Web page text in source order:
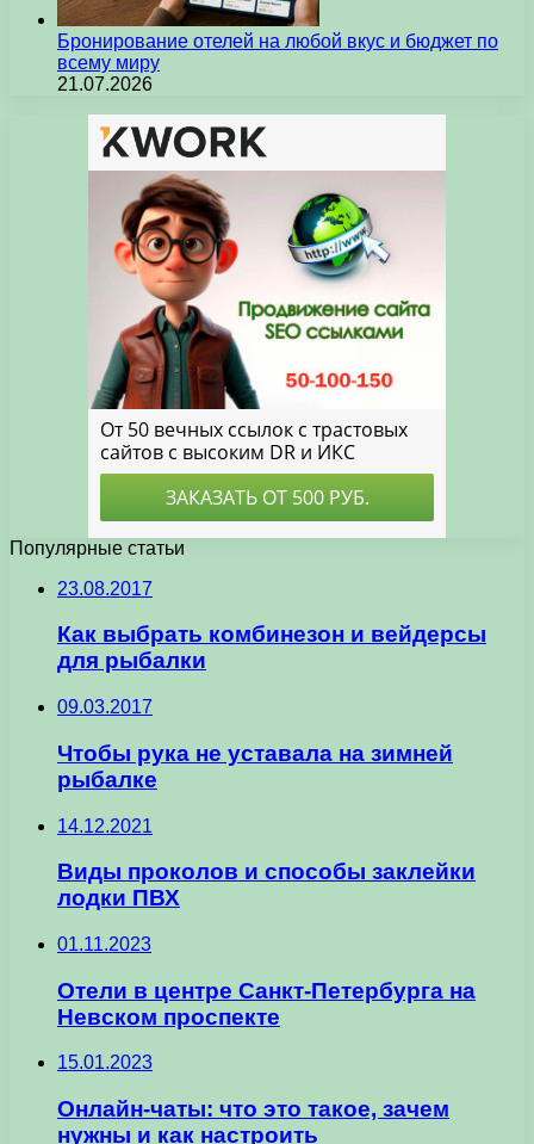
Бронирование отелей на любой вкус и бюджет по
всему миру
21.07.2026
Популярные статьи
23.08.2017
Как выбрать комбинезон и вейдерсы
для рыбалки
09.03.2017
Чтобы рука не уставала на зимней
рыбалке
14.12.2021
Виды проколов и способы заклейки
лодки ПВХ
01.11.2023
Отели в центре Санкт-Петербурга на
Невском проспекте
15.01.2023
Онлайн-чаты: что это такое, зачем
нужны и как настроить